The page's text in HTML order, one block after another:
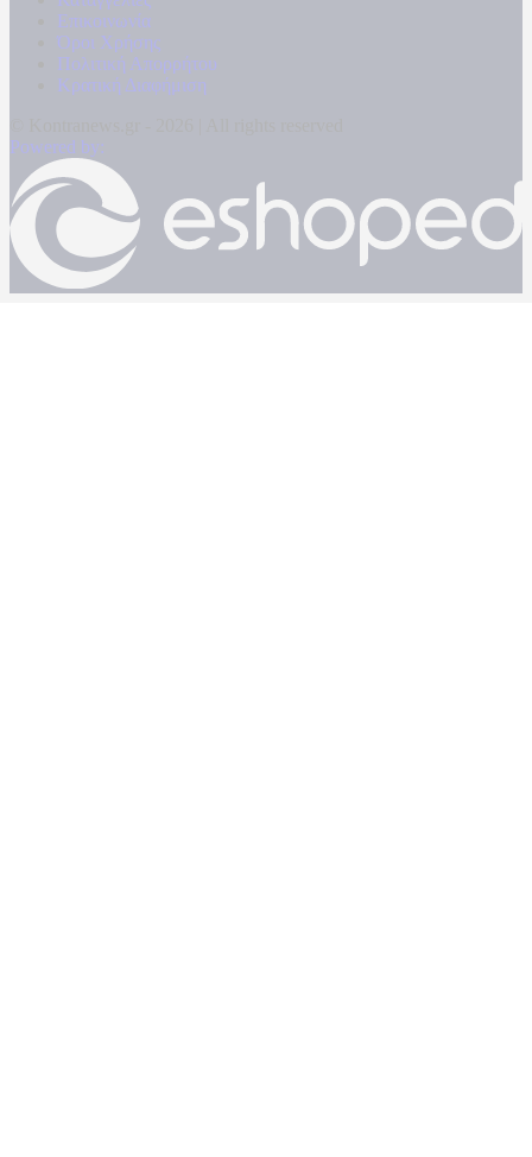
Επικοινωνία
Όροι Χρήσης
Πολιτική Απορρήτου
Κρατική Διαφήμιση
Powered by: